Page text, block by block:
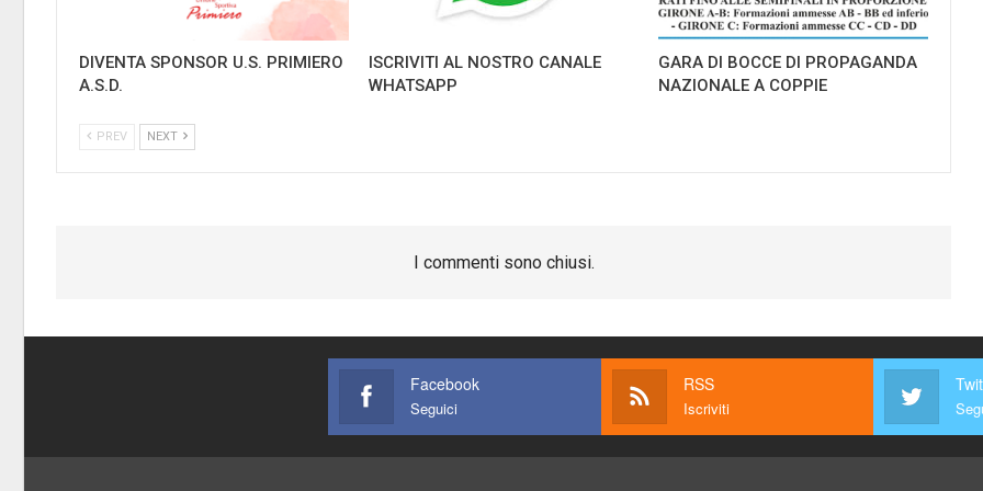
DIVENTA SPONSOR U.S. PRIMIERO
A.S.D.
ISCRIVITI AL NOSTRO CANALE
WHATSAPP
GARA DI BOCCE DI PROPAGANDA
NAZIONALE A COPPIE
PREV NEXT
I commenti sono chiusi.
Facebook
Seguici
RSS
Iscriviti